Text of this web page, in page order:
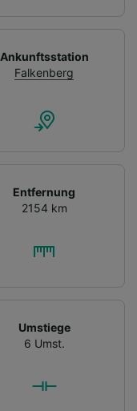
Ankunftsstation
Falkenberg
Entfernung
2154 km
Umstiege
6 Umst.